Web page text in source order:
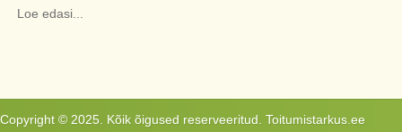
Loe edasi...
Copyright © 2025. Kõik õigused reserveeritud. Toitumistarkus.ee